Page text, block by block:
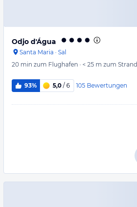
Odjo d'Água
Santa Maria · Sal
20 min zum Flughafen · < 25 m zum Strand
93% 5,0 / 6 105 Bewertungen